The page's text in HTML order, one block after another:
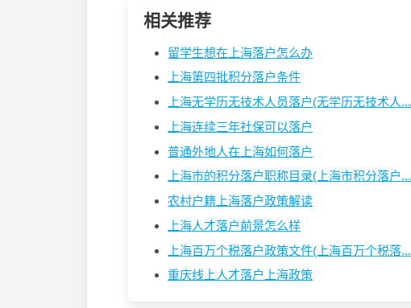
相关推荐
留学生想在上海落户怎么办
上海第四批积分落户条件
上海无学历无技术人员落户(无学历无技术人...
上海连续三年社保可以落户
普通外地人在上海如何落户
上海市的积分落户职称目录(上海市积分落户...
农村户籍上海落户政策解读
上海人才落户前景怎么样
上海百万个税落户政策文件(上海百万个税落...
重庆线上人才落户上海政策